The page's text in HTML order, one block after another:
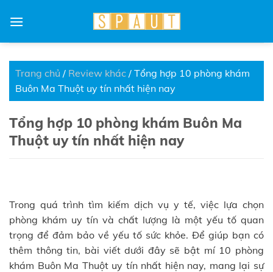
Trang chủ / Review khác / Tổng hợp 10 phòng khám
Buôn Ma Thuột uy tín nhất hiện nay
Tổng hợp 10 phòng khám Buôn Ma
Thuột uy tín nhất hiện nay
Trong quá trình tìm kiếm dịch vụ y tế, việc lựa chọn
phòng khám uy tín và chất lượng là một yếu tố quan
trọng để đảm bảo về yếu tố sức khỏe. Để giúp bạn có
thêm thông tin, bài viết dưới đây sẽ bật mí 10 phòng
khám Buôn Ma Thuột uy tín nhất hiện nay, mang lại sự